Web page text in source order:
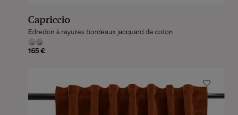
Capriccio
165 €
Edredon à rayures bordeaux jacquard de coton